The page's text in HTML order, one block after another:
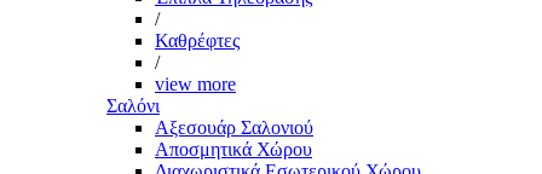
/
Καθρέφτες
/
view more
Σαλόνι
Αξεσουάρ Σαλονιού
Αποσμητικά Χώρου